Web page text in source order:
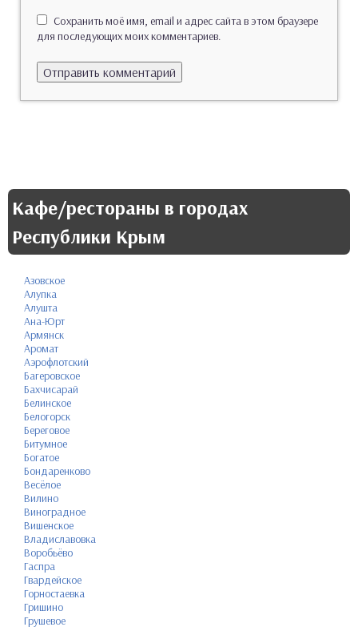
Сохранить моё имя, email и адрес сайта в этом браузере
для последующих моих комментариев.
Кафе/рестораны в городах
Республики Крым
Азовское
Алупка
Алушта
Ана-Юрт
Армянск
Аромат
Аэрофлотский
Багеровское
Бахчисарай
Белинское
Белогорск
Береговое
Битумное
Богатое
Бондаренково
Весёлое
Вилино
Виноградное
Вишенское
Владиславовка
Воробьёво
Гаспра
Гвардейское
Горностаевка
Гришино
Грушевое